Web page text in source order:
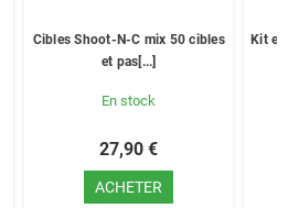
Cibles Shoot-N-C mix 50 cibles
et pas[...]
En stock
27,90 €
ACHETER
Kit